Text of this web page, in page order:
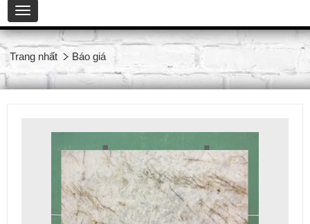
Toggle
navigation
Trang nhất Báo giá